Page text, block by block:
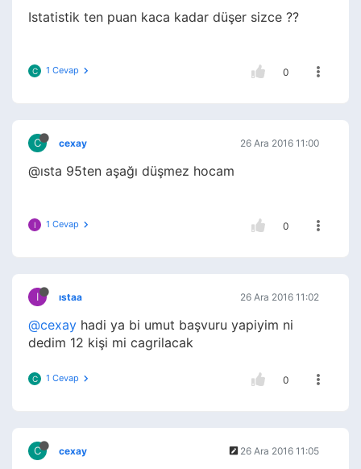
Istatistik ten puan kaca kadar düşer sizce ??
C 1 Cevap 0
C cexay 26 Ara 2016 11:00
@ısta 95ten aşağı düşmez hocam
I 1 Cevap 0
I ıstaa 26 Ara 2016 11:02
@cexay hadi ya bi umut başvuru yapiyim ni
dedim 12 kişi mi cagrilacak
C 1 Cevap 0
C cexay 26 Ara 2016 11:05